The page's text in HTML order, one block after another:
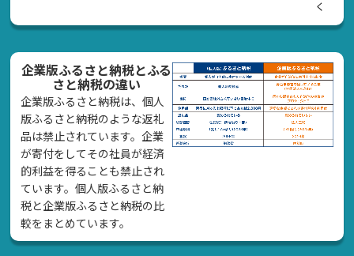
く
企業版ふるさと納税とふる
さと納税の違い
企業版ふるさと納税は、個人
版ふるさと納税のような返礼
品は禁止されています。企業
が寄付をしてその社員が経済
的利益を得ることも禁止され
ています。個人版ふるさと納
税と企業版ふるさと納税の比
較をまとめています。